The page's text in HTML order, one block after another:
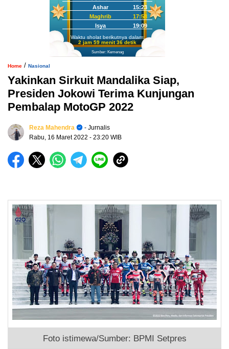
Ashar
15:23
Maghrib
17:58
Isya
19:09
Waktu sholat berikutnya dalam:
2 jam 59 menit 35 detik
Sumber: Kemenag
Home / Nasional
Yakinkan Sirkuit Mandalika Siap,
Presiden Jokowi Terima Kunjungan
Pembalap MotoGP 2022
Reza Mahendra
- Jurnalis
Rabu, 16 Maret 2022 - 23:20 WIB
Foto istimewa/Sumber: BPMI Setpres